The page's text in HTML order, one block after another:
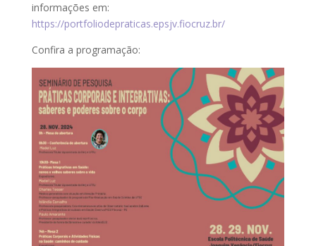
informações em:
https://portfoliodepraticas.epsjv.fiocruz.br/
Confira a programação: